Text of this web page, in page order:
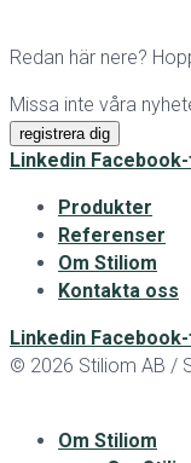
Redan här nere?
Missa inte våra
registrera dig
Linkedin
Produkter
Referenser
Om Stiliom
Kontakta oss
Linkedin
© 2026 Stiliom AB /
Om Stiliom